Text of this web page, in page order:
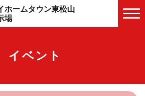
ホームタウン東松山
場
イベント